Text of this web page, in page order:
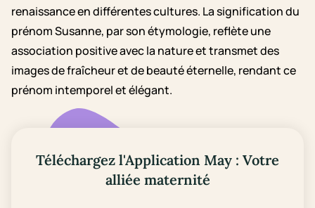
renaissance en différentes cultures. La signification du
prénom Susanne, par son étymologie, reflète une
association positive avec la nature et transmet des
images de fraîcheur et de beauté éternelle, rendant ce
prénom intemporel et élégant.
Téléchargez l'Application May : Votre
alliée maternité